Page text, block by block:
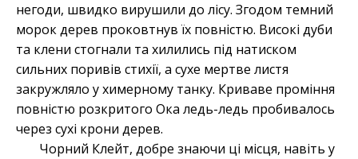
негоди, швидко вирушили до лісу. Згодом темний
морок дерев проковтнув їх повністю. Високі дуби
та клени стогнали та хилились під натиском
сильних поривів стихії, а сухе мертве листя
закружляло у химерному танку. Криваве проміння
повністю розкритого Ока ледь-ледь пробивалось
через сухі крони дерев.
Чорний Клейт, добре знаючи ці місця, навіть у